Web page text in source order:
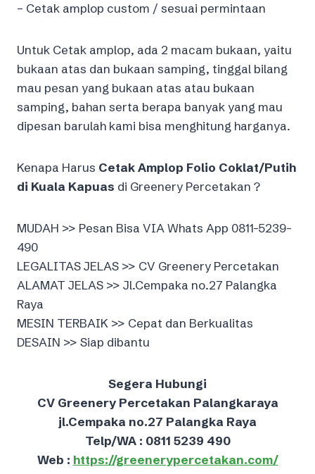
– Cetak amplop custom / sesuai permintaan
Untuk Cetak amplop, ada 2 macam bukaan, yaitu
bukaan atas dan bukaan samping, tinggal bilang
mau pesan yang bukaan atas atau bukaan
samping, bahan serta berapa banyak yang mau
dipesan barulah kami bisa menghitung harganya.
Kenapa Harus Cetak Amplop Folio Coklat/Putih
di Kuala Kapuas di Greenery Percetakan ?
MUDAH >> Pesan Bisa VIA Whats App 0811-5239-
490
LEGALITAS JELAS >> CV Greenery Percetakan
ALAMAT JELAS >> Jl.Cempaka no.27 Palangka
Raya
MESIN TERBAIK >> Cepat dan Berkualitas
DESAIN >> Siap dibantu
Segera Hubungi
CV Greenery Percetakan Palangkaraya
jl.Cempaka no.27 Palangka Raya
Telp/WA : 0811 5239 490
Web : https://greenerypercetakan.com/